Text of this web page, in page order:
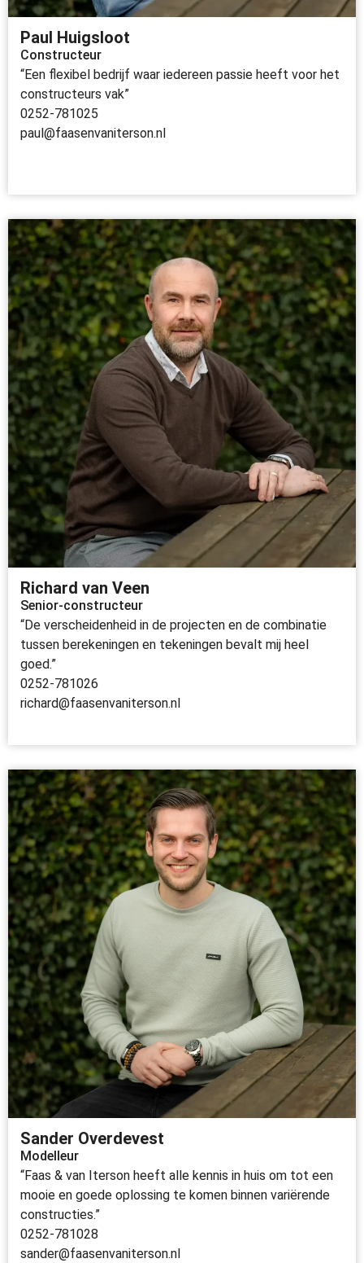
Paul Huigsloot
Constructeur
“Een flexibel bedrijf waar iedereen passie heeft voor het
constructeurs vak”
0252-781025
paul@faasenvaniterson.nl
Richard van Veen
Senior-constructeur
“De verscheidenheid in de projecten en de combinatie
tussen berekeningen en tekeningen bevalt mij heel
goed.”
0252-781026
richard@faasenvaniterson.nl
Sander Overdevest
Modelleur
“Faas & van Iterson heeft alle kennis in huis om tot een
mooie en goede oplossing te komen binnen variërende
constructies.”
0252-781028
sander@faasenvaniterson.nl